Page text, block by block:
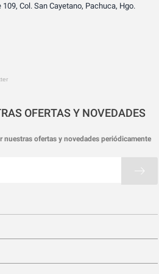
109, Col. San Cayetano, Pachuca, Hgo.
OFERTAS Y NOVEDADES
nuestras ofertas y novedades periódicamente